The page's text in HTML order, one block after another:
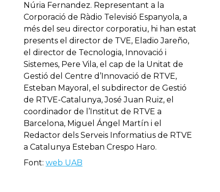
Núria Fernandez. Representant a la
Corporació de Ràdio Televisió Espanyola, a
més del seu director corporatiu, hi han estat
presents el director de TVE, Eladio Jareño,
el director de Tecnologia, Innovació i
Sistemes, Pere Vila, el cap de la Unitat de
Gestió del Centre d’Innovació de RTVE,
Esteban Mayoral, el subdirector de Gestió
de RTVE-Catalunya, José Juan Ruiz, el
coordinador de l’Institut de RTVE a
Barcelona, Miguel Ángel Martín i el
Redactor dels Serveis Informatius de RTVE
a Catalunya Esteban Crespo Haro.
Font: web UAB